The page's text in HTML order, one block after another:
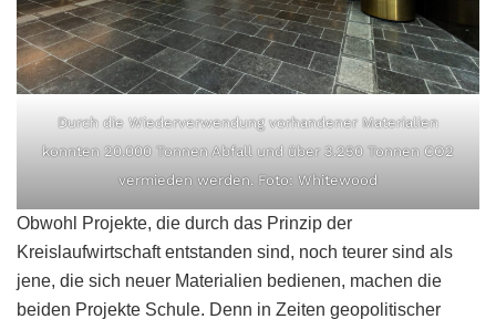
Durch die Wiederverwendung vorhandener Materialien
konnten 20.000 Tonnen Abfall und über 3.250 Tonnen CO2
vermieden werden. Foto: Whitewood
Obwohl Projekte, die durch das Prinzip der
Kreislaufwirtschaft entstanden sind, noch teurer sind als
jene, die sich neuer Materialien bedienen, machen die
beiden Projekte Schule. Denn in Zeiten geopolitischer